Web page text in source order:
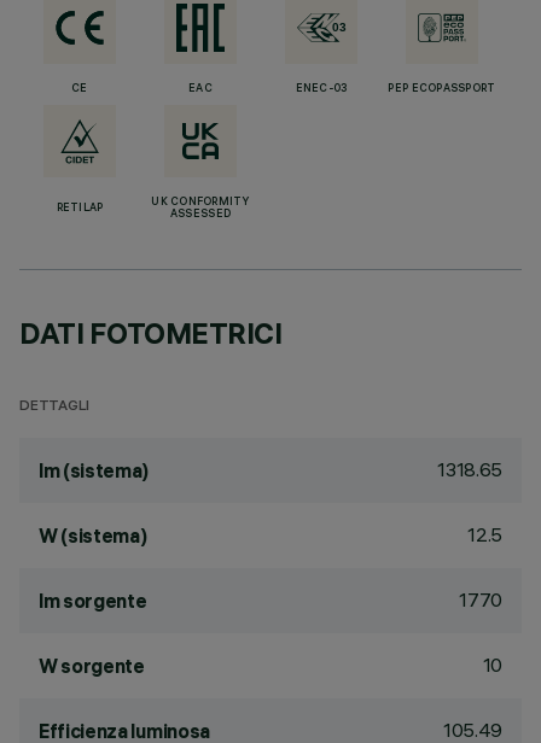
CE EAC ENEC-03 PEP ECOPASSPORT
RETILAP
UK CONFORMITY
ASSESSED
DATI FOTOMETRICI
DETTAGLI
lm (sistema) 1318.65
W (sistema) 12.5
lm sorgente 1770
W sorgente 10
Efficienza luminosa 105.49